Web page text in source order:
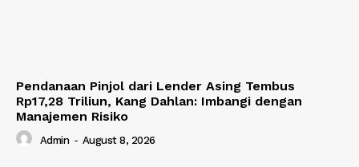
Pendanaan Pinjol dari Lender Asing Tembus
Rp17,28 Triliun, Kang Dahlan: Imbangi dengan
Manajemen Risiko
Admin - August 8, 2026